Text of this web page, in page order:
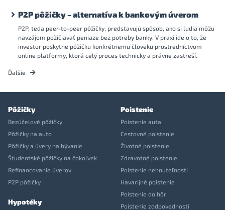
P2P pôžičky – alternatíva k bankovým úverom
P2P, teda peer-to-peer pôžičky, predstavujú spôsob, ako si ľudia môžu
navzájom požičiavať peniaze bez potreby banky. V praxi ide o to, že
investor poskytne pôžičku konkrétnemu človeku prostredníctvom
online platformy, ktorá celý proces technicky a právne zastreší.
Ďalšie
Pôžičky
Bezúčelové pôžičky
Pôžičky na auto
Pôžičky a úvery na bývanie
Študentské pôžičky na čokoľvek
Refinancovanie úverov
P2P pôžičky
Hypotéky
Poistenie
Poistenie auta
Cestovné poistenie
Životné poistenie
Zdravotné poistenie
Poistenie nehnuteľnosti
Havarijné poistenie
Poistenie do hôr
Poistenie zodpovednosti